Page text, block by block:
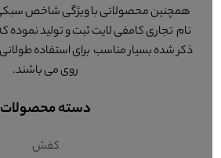
همچنین محصولاتی با ویژگی شاخص سبکی
نام تجاری کامفی لایت ثبت و تولید نموده
ذکر شده بسیار مناسب برای استفاده
روی می باشند.
دسته محصولات
کفش